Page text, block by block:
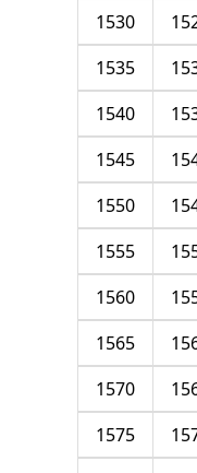
1530
1535
1540
1545
1550
1555
1560
1565
1570
1575